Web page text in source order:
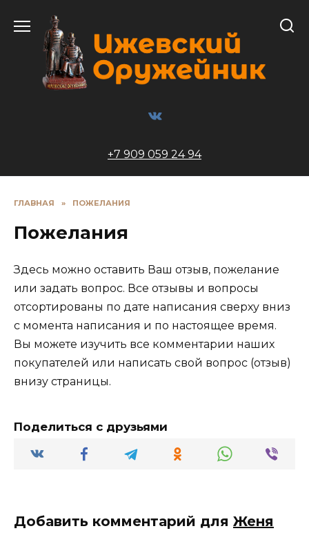
содержанию
+7 909 059 24 94
ГЛАВНАЯ » ПОЖЕЛАНИЯ
Пожелания
Здесь можно оставить Ваш отзыв, пожелание
или задать вопрос. Все отзывы и вопросы
отсортированы по дате написания сверху вниз
с момента написания и по настоящее время.
Вы можете изучить все комментарии наших
покупателей или написать свой вопрос (отзыв)
внизу страницы.
Поделиться с друзьями
Добавить комментарий для Женя